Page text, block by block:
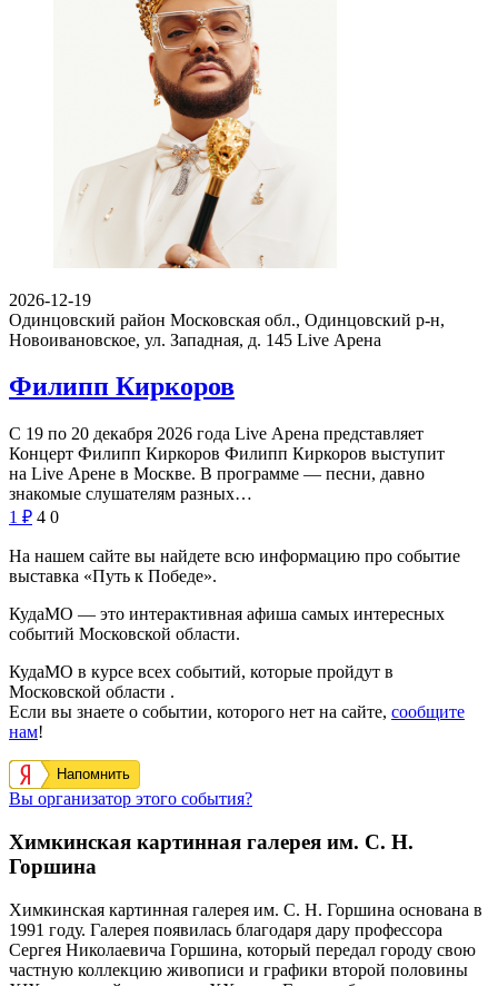
2026-12-19
Одинцовский район Московская обл., Одинцовский р-н,
Новоивановское, ул. Западная, д. 145 Live Арена
Филипп Киркоров
С 19 по 20 декабря 2026 года Live Арена представляет
Концерт Филипп Киркоров Филипп Киркоров выступит
на Live Арене в Москве. В программе — песни, давно
знакомые слушателям разных…
1 ₽ 4 0
На нашем сайте вы найдете всю информацию про событие
выставка «Путь к Победе».
КудаМО — это интерактивная афиша самых интересных
событий Московской области.
КудаМО в курсе всех событий, которые пройдут в
Московской области .
Если вы знаете о событии, которого нет на сайте, сообщите
нам!
Напомнить
Вы организатор этого события?
Химкинская картинная галерея им. С. Н.
Горшина
Химкинская картинная галерея им. С. Н. Горшина основана в
1991 году. Галерея появилась благодаря дару профессора
Сергея Николаевича Горшина, который передал городу свою
частную коллекцию живописи и графики второй половины